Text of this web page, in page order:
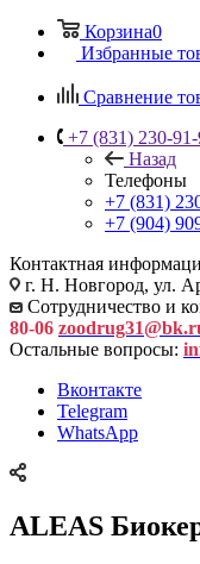
Корзина0
Избранные
Сравнение
+7 (831) 230-91-
Назад
Телефоны
+7 (831)
+7 (904)
Контактная
г. Н. Новгород, ул.
Сотрудничество и
80-06
Остальные вопросы:
Вконтакте
Telegram
WhatsApp
ALEAS